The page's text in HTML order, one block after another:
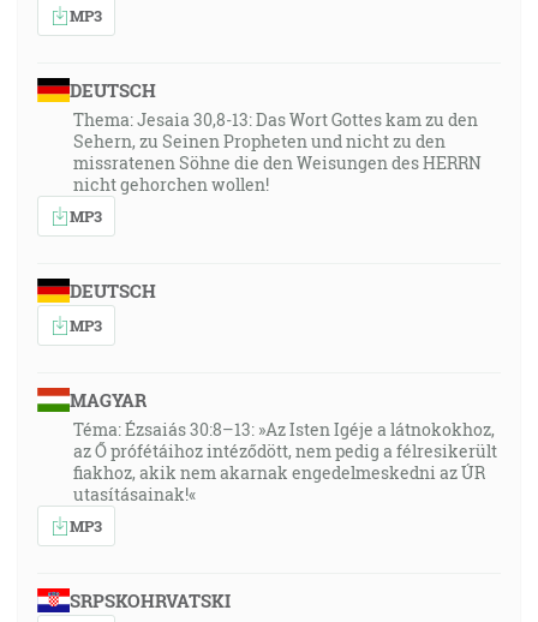
MP3
DEUTSCH
Thema: Jesaia 30,8-13: Das Wort Gottes kam zu den
Sehern, zu Seinen Propheten und nicht zu den
missratenen Söhne die den Weisungen des HERRN
nicht gehorchen wollen!
MP3
DEUTSCH
MP3
MAGYAR
Téma: Ézsaiás 30:8–13: »Az Isten Igéje a látnokokhoz,
az Ő prófétáihoz intéződött, nem pedig a félresikerült
fiakhoz, akik nem akarnak engedelmeskedni az ÚR
utasításainak!«
MP3
SRPSKOHRVATSKI